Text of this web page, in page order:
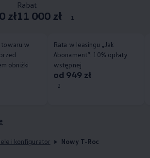
zł
Rabat
11 000 zł 1
towaru w
obniżki
Rata w leasingu „Jak
Abonament”: 10% opłaty
wstępnej
od 949 zł
2
i konfigurator Nowy T-Roc